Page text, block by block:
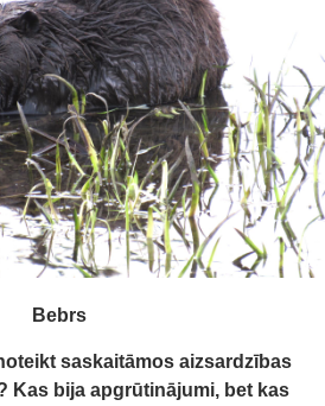
Bebrs
saskaitāmos aizsardzības
Kas bija apgrūtinājumi, bet kas